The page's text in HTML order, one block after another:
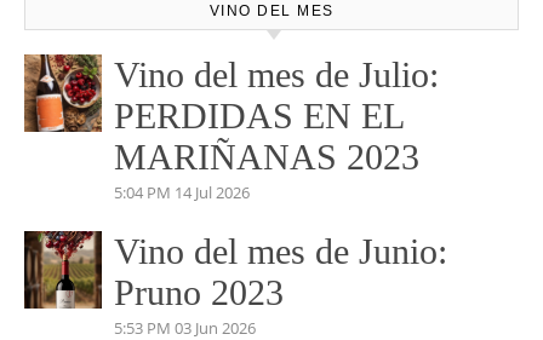
VINO DEL MES
Vino del mes de Julio:
PERDIDAS EN EL
MARIÑANAS 2023
5:04 PM 14 Jul 2026
Vino del mes de Junio:
Pruno 2023
5:53 PM 03 Jun 2026